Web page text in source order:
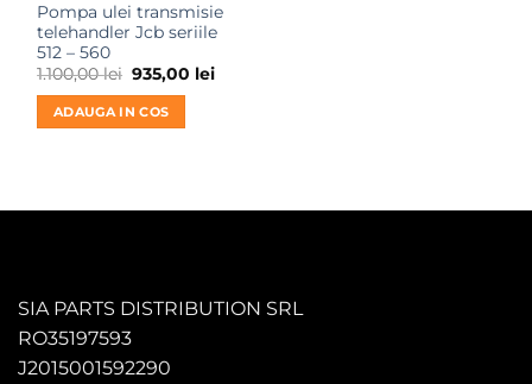
Pompa ulei transmisie
telehandler Jcb seriile
512 – 560
1.100,00lei Prețul
inițial
a
fost:
1.100,00 lei.
935,00 leiPrețul
ADAUGA IN COS
SIA PARTS DISTRIBUTION SRL
RO35197593
J2015001592290